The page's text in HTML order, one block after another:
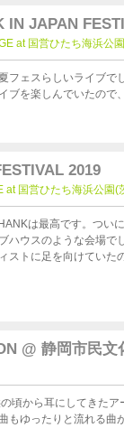
IN JAPAN
at 国営ひたち海浜公
フェスらしいライブ
ブを楽しんでいたので
2019
at 国営ひたち海浜公園(
！！ フェスはやっぱりお祭りで、普
ストに足を向けてい
@ 静岡市民
もゆったりと流れる